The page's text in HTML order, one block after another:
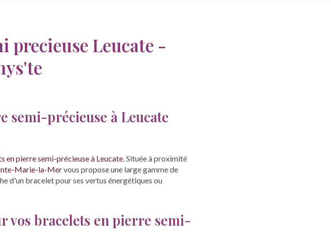
precieuse Leucate -
semi-précieuse à Leucate
en pierre semi-précieuse à Leucate. Située à proximité
Marie-la-Mervous propose une large gamme de
d'un bracelet pour ses vertus énergétiques ou
vos bracelets en pierre semi-